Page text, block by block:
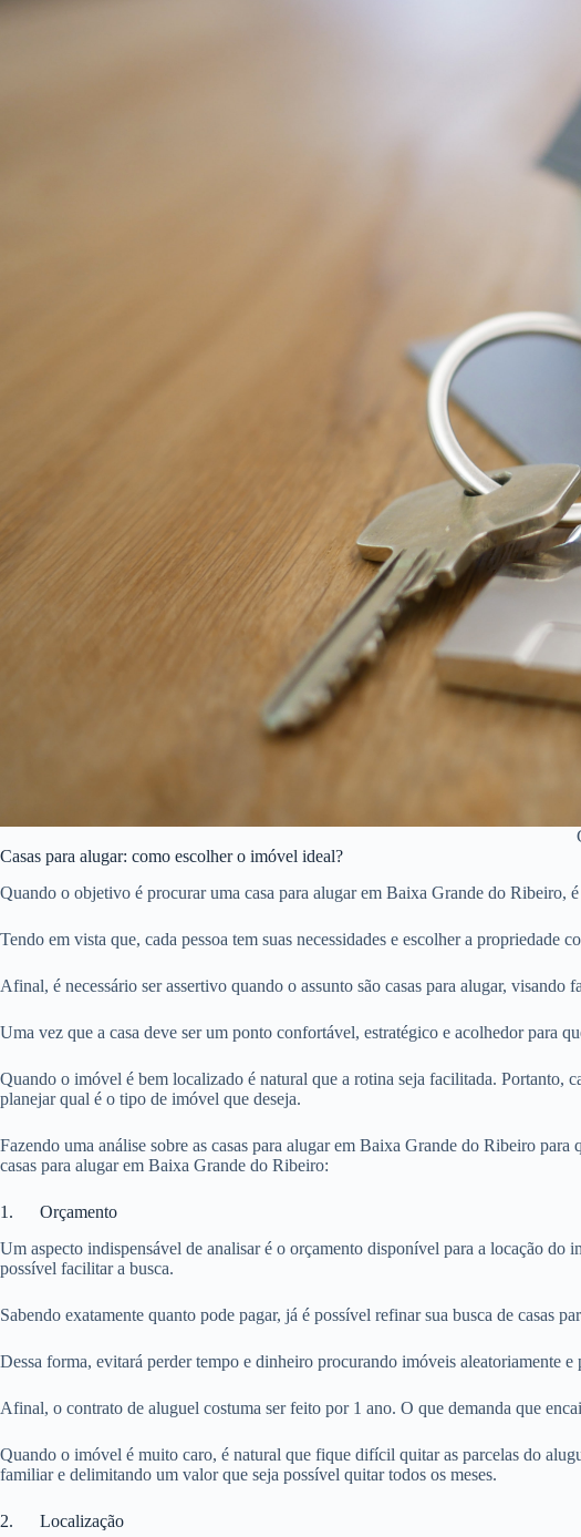
Casas para alugar: como escolher o imóvel ideal?
Quando o objetivo é procurar uma casa para alugar em Baixa Grande do Ribeiro,
Tendo em vista que, cada pessoa tem suas necessidades e escolher a propriedade
Afinal, é necessário ser assertivo quando o assunto são casas para alugar, visando
Uma vez que a casa deve ser um ponto confortável, estratégico e acolhedor para
Quando o imóvel é bem localizado é natural que a rotina seja facilitada. Portanto,
planejar qual é o tipo de imóvel que deseja.
Fazendo uma análise sobre as casas para alugar em Baixa Grande do Ribeiro
casas para alugar em Baixa Grande do Ribeiro:
1. Orçamento
Um aspecto indispensável de analisar é o orçamento disponível para a locação do
possível facilitar a busca.
Sabendo exatamente quanto pode pagar, já é possível refinar sua busca de casas
Dessa forma, evitará perder tempo e dinheiro procurando imóveis aleatoriamente
Afinal, o contrato de aluguel costuma ser feito por 1 ano. O que demanda que
Quando o imóvel é muito caro, é natural que fique difícil quitar as parcelas do
familiar e delimitando um valor que seja possível quitar todos os meses.
2. Localização